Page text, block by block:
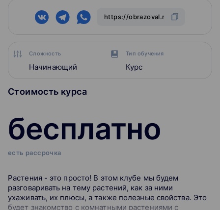
Сложность
Начинающий
Тип обучения
Курс
Стоимость курса
бесплатно
есть рассрочка
Растения - это просто! В этом клубе мы будем
разговаривать на тему растений, как за ними
ухаживать, их плюсы, а также полезные свойства. Это
будет знакомство с комнатными растениями с